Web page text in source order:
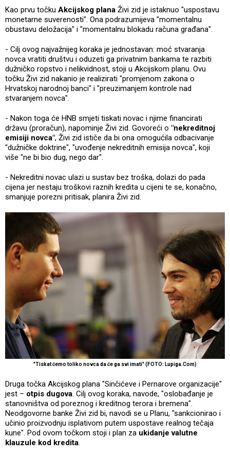
Kao prvu točku Akcijskog plana Živi zid je istaknuo "uspostavu
monetarne suverenosti". Ona podrazumijeva "momentalnu
obustavu deložacija" i "momentalnu blokadu računa građana".
- Cilj ovog najvažnijeg koraka je jednostavan: moć stvaranja
novca vratiti društvu i oduzeti ga privatnim bankama te razbiti
dužničko ropstvo i nelikvidnost, stoji u Akcijskom planu. Ovu
točku Živi zid nakanio je realizirati "promjenom zakona o
Hrvatskoj narodnoj banci" i "preuzimanjem kontrole nad
stvaranjem novca".
- Nakon toga će HNB smjeti tiskati novac i njime financirati
državu (proračun), napominje Živi zid. Govoreći o "nekreditnoj
emisiji novca", Živi zid ističe da bi ona omogućila odbacivanje
"dužničke doktrine", "uvođenje nekreditnih emisija novca", koji
više "ne bi bio dug, nego dar".
- Nekreditni novac ulazi u sustav bez troška, dolazi do pada
cijena jer nestaju troškovi raznih kredita u cijeni te se, konačno,
smanjuje porezni pritisak, planira Živi zid.
"Tiskat ćemo toliko novca da će ga svi imati" (FOTO: Lupiga.Com)
Druga točka Akcijskog plana "Sinčićeve i Pernarove organizacije"
jest – otpis dugova. Cilj ovog koraka, navode, "oslobađanje je
stanovništva od poreznog i kreditnog terora i bremena".
Neodgovorne banke Živi zid bi, navodi se u Planu, "sankcionirao i
učinio proizvodnju isplativom putem uspostave realnog tečaja
kune". Pod ovom točkom stoji i plan za ukidanje valutne
klauzule kod kredita.